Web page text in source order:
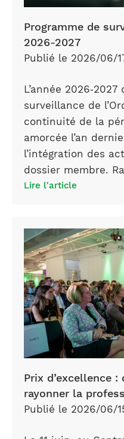
Programme de
2026-2027
Publié le 2026/06/
L’année
surveillance de
continuité de la
amorcée l’an
l’intégration des
dossier membre.
Lire l'article
Prix d’excellence
rayonner la
Publié le 2026/06/